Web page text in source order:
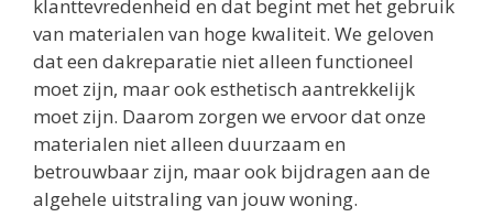
klanttevredenheid en dat begint met het gebruik
van materialen van hoge kwaliteit. We geloven
dat een dakreparatie niet alleen functioneel
moet zijn, maar ook esthetisch aantrekkelijk
moet zijn. Daarom zorgen we ervoor dat onze
materialen niet alleen duurzaam en
betrouwbaar zijn, maar ook bijdragen aan de
algehele uitstraling van jouw woning.